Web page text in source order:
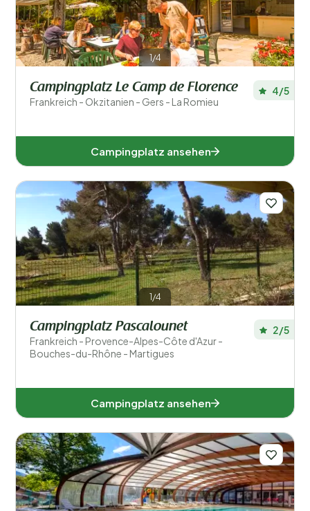
1/4
Campingplatz Le Camp de Florence
Frankreich - Okzitanien - Gers - La Romieu
4/5
Campingplatz ansehen
1/4
Campingplatz Pascalounet
Frankreich - Provence-Alpes-Côte d'Azur -
Bouches-du-Rhône - Martigues
2/5
Campingplatz ansehen